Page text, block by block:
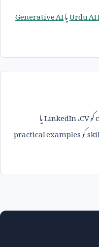
UrduیاGenerative AI
کوCV،LinkedInیا
کوpractical examples